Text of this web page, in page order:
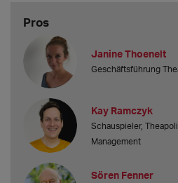
Pros
Janine Thoenelt
Geschäftsführung
Kay Ramczyk
Schauspieler,
Management
Sören Fenner